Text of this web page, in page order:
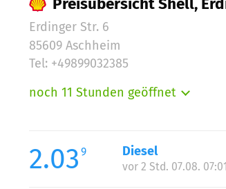
Preisübersicht Shell,
Erdinger Str. 6
85609 Aschheim
Tel: +49899032385
noch 11 Stunden geöffnet
Mittwoch:
Donnerstag:
2.03 9 Diesel
vor 2 Std. 07.08.